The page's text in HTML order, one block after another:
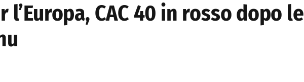
CAC 40 in rosso dopo le